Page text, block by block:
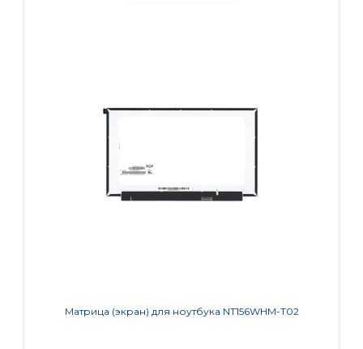
Матрица (экран) для ноутбука NT156WHM-T02